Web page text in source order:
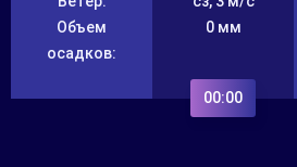
Объем
осадков:
0 мм
00:00